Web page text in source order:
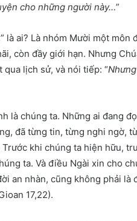
cho những người này…”
là ai? Là nhóm Mười một
còn đầy giới hạn. Nhưng
qua lịch sử, và nói tiếp: “
là chúng ta. Những ai đang
đã từng tin, từng nghi ngờ,
Trước khi chúng ta hiện hữu,
ta. Và điều Ngài xin cho
an nhàn, cũng không phải là
17,22).